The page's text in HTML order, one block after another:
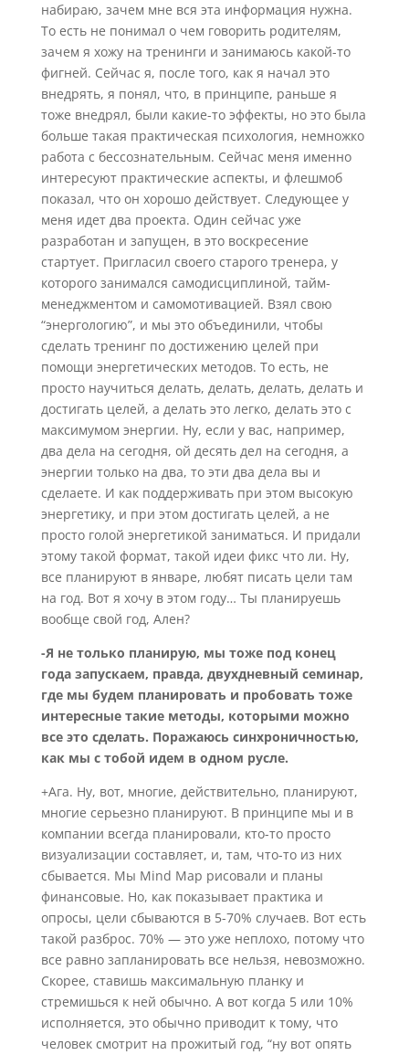
набираю, зачем мне вся эта информация нужна.
То есть не понимал о чем говорить родителям,
зачем я хожу на тренинги и занимаюсь какой-то
фигней. Сейчас я, после того, как я начал это
внедрять, я понял, что, в принципе, раньше я
тоже внедрял, были какие-то эффекты, но это была
больше такая практическая психология, немножко
работа с бессознательным. Сейчас меня именно
интересуют практические аспекты, и флешмоб
показал, что он хорошо действует. Следующее у
меня идет два проекта. Один сейчас уже
разработан и запущен, в это воскресение
стартует. Пригласил своего старого тренера, у
которого занимался самодисциплиной, тайм-
менеджментом и самомотивацией. Взял свою
“энергологию”, и мы это объединили, чтобы
сделать тренинг по достижению целей при
помощи энергетических методов. То есть, не
просто научиться делать, делать, делать, делать и
достигать целей, а делать это легко, делать это с
максимумом энергии. Ну, если у вас, например,
два дела на сегодня, ой десять дел на сегодня, а
энергии только на два, то эти два дела вы и
сделаете. И как поддерживать при этом высокую
энергетику, и при этом достигать целей, а не
просто голой энергетикой заниматься. И придали
этому такой формат, такой идеи фикс что ли. Ну,
все планируют в январе, любят писать цели там
на год. Вот я хочу в этом году… Ты планируешь
вообще свой год, Ален?
-Я не только планирую, мы тоже под конец
года запускаем, правда, двухдневный семинар,
где мы будем планировать и пробовать тоже
интересные такие методы, которыми можно
все это сделать. Поражаюсь синхроничностью,
как мы с тобой идем в одном русле.
+Ага. Ну, вот, многие, действительно, планируют,
многие серьезно планируют. В принципе мы и в
компании всегда планировали, кто-то просто
визуализации составляет, и, там, что-то из них
сбывается. Мы Mind Map рисовали и планы
финансовые. Но, как показывает практика и
опросы, цели сбываются в 5-70% случаев. Вот есть
такой разброс. 70% — это уже неплохо, потому что
все равно запланировать все нельзя, невозможно.
Скорее, ставишь максимальную планку и
стремишься к ней обычно. А вот когда 5 или 10%
исполняется, это обычно приводит к тому, что
человек смотрит на прожитый год, “ну вот опять